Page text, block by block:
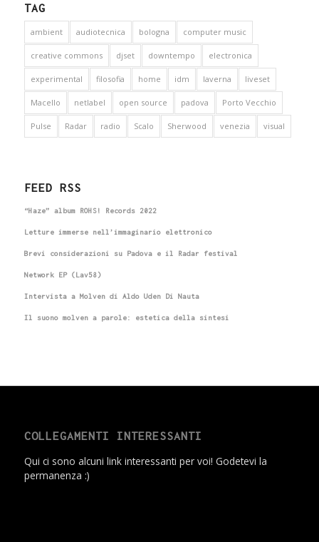
TAG
ambient audiotecnica bologna computer music
creative commons djset downtempo electronica
experimental filosofia home idm laverna liveset
Macello netlabel open source padova Porto Vecchio
Pulse Radar radio Scalo Sherwood venezia visual
FEED RSS
“Haze” album ROHS! Records 2022
Letture immerse nell’immaginario elettronico
Brevi considerazioni su Padova e il Radar festival
Network EP (Lav58)
Intervista a Molven di Aldo Uden Di Nauta
Il suono molven a parole: estetica della sintesi
COLLEGAMENTI INTERESSANTI
Qui ci sono alcuni link interessanti per voi! Godetevi la
permanenza :)